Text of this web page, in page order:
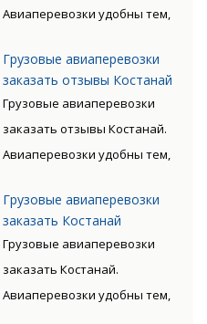
дороже, чем доставка морем
либо машиной. Но стоимость
окупается преимуществами
авиаперевозок.
Авиаперевозки удобны тем,
время клиента. Грузы
доставляются быстро, без
излишних остановок. Цену
дороже, чем доставка морем
либо машиной. Но стоимость
окупается преимуществами
авиаперевозок.
Грузовые авиаперевозки
заказать отзывы Костанай
Грузовые авиаперевозки
заказать отзывы Костанай.
Авиаперевозки удобны тем,
время клиента. Грузы
доставляются быстро, без
излишних остановок. Цену
дороже, чем доставка морем
Грузовые авиаперевозки
заказать Костанай
Грузовые авиаперевозки
заказать Костанай.
Авиаперевозки удобны тем,